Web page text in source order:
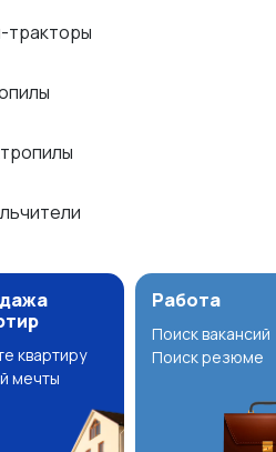
тракторы
квартиру
мечты
Работа
Поиск вакансий
Поиск резюме